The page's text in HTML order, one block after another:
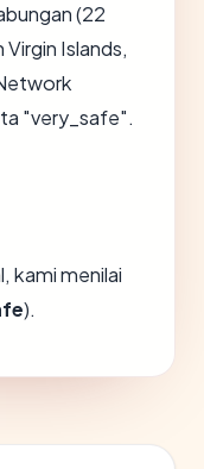
(22
Islands,
"very_safe".
kami menilai
).